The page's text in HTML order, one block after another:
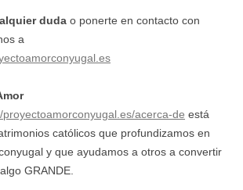
duda o ponerte en contacto con
a
proyectoamorconyugal.es/acerca-de está
católicos que profundizamos en
y que ayudamos a otros a convertir
GRANDE.